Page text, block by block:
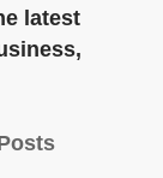
latest